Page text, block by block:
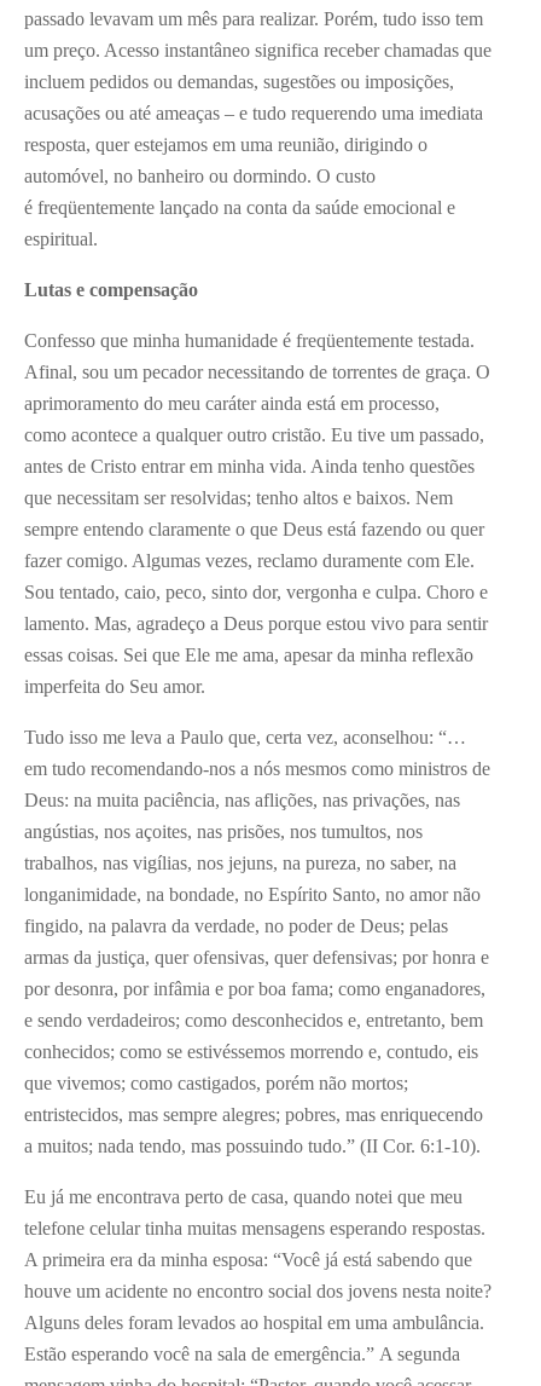
passado levavam um mês para realizar. Porém, tudo isso tem
um preço. Acesso instantâneo significa receber chamadas que
incluem pedidos ou demandas, sugestões ou imposições,
acusações ou até ameaças – e tudo requerendo uma imediata
resposta, quer estejamos em uma reunião, dirigindo o
automóvel, no banheiro ou dormindo. O custo
é freqüentemente lançado na conta da saúde emocional e
espiritual.
Lutas e compensação
Confesso que minha humanidade é freqüentemente testada.
Afinal, sou um pecador necessitando de torrentes de graça. O
aprimoramento do meu caráter ainda está em processo,
como acontece a qualquer outro cristão. Eu tive um passado,
antes de Cristo entrar em minha vida. Ainda tenho questões
que necessitam ser resolvidas; tenho altos e baixos. Nem
sempre entendo claramente o que Deus está fazendo ou quer
fazer comigo. Algumas vezes, reclamo duramente com Ele.
Sou tentado, caio, peco, sinto dor, vergonha e culpa. Choro e
lamento. Mas, agradeço a Deus porque estou vivo para sentir
essas coisas. Sei que Ele me ama, apesar da minha reflexão
imperfeita do Seu amor.
Tudo isso me leva a Paulo que, certa vez, aconselhou: “…
em tudo recomendando-nos a nós mesmos como ministros de
Deus: na muita paciência, nas aflições, nas privações, nas
angústias, nos açoites, nas prisões, nos tumultos, nos
trabalhos, nas vigílias, nos jejuns, na pureza, no saber, na
longanimidade, na bondade, no Espírito Santo, no amor não
fingido, na palavra da verdade, no poder de Deus; pelas
armas da justiça, quer ofensivas, quer defensivas; por honra e
por desonra, por infâmia e por boa fama; como enganadores,
e sendo verdadeiros; como desconhecidos e, entretanto, bem
conhecidos; como se estivéssemos morrendo e, contudo, eis
que vivemos; como castigados, porém não mortos;
entristecidos, mas sempre alegres; pobres, mas enriquecendo
a muitos; nada tendo, mas possuindo tudo.” (II Cor. 6:1-10).
Eu já me encontrava perto de casa, quando notei que meu
telefone celular tinha muitas mensagens esperando respostas.
A primeira era da minha esposa: “Você já está sabendo que
houve um acidente no encontro social dos jovens nesta noite?
Alguns deles foram levados ao hospital em uma ambulância.
Estão esperando você na sala de emergência.” A segunda